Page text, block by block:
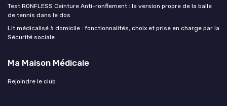
Test RONFLESS Ceinture Anti-ronflement : la version propre de la balle
de tennis dans le dos
Lit médicalisé à domicile : fonctionnalités, choix et prise en charge par la
Sécurité sociale
Ma Maison Médicale
Rejoindre le club